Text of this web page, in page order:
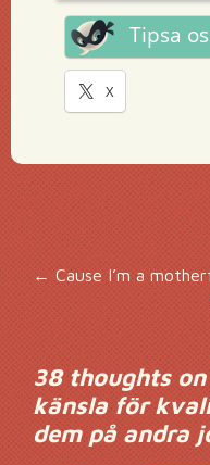
Tipsa
X
← Cause I’m a
38 thoughts on
känsla för
dem på andra